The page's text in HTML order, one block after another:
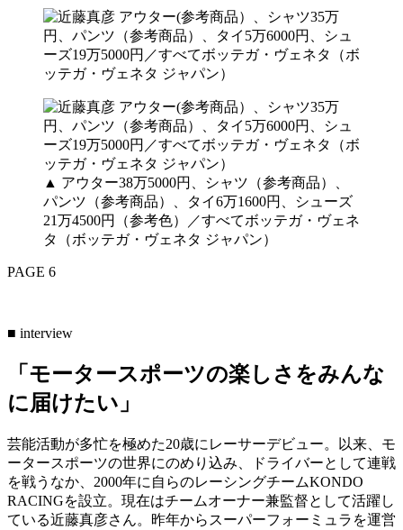
▲ アウター38万5000円、シャツ（参考商品）、
パンツ（参考商品）、タイ6万1600円、シューズ
21万4500円（参考色）／すべてボッテガ・ヴェネ
タ（ボッテガ・ヴェネタ ジャパン）
PAGE 6
■ interview
「モータースポーツの楽しさをみんな
に届けたい」
芸能活動が多忙を極めた20歳にレーサーデビュー。以来、モ
ータースポーツの世界にのめり込み、ドライバーとして連戦
を戦うなか、2000年に自らのレーシングチームKONDO
RACINGを設立。現在はチームオーナー兼監督として活躍し
ている近藤真彦さん。昨年からスーパーフォーミュラを運営